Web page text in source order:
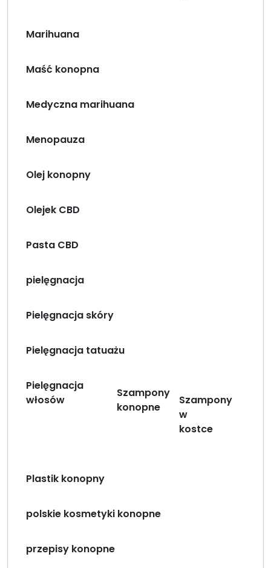
Marihuana
Maść konopna
Medyczna marihuana
Menopauza
Olej konopny
Olejek CBD
Pasta CBD
pielęgnacja
Pielęgnacja skóry
Pielęgnacja tatuażu
Pielęgnacja
włosów
Szampony
konopne
Szampony
w
kostce
Plastik konopny
polskie kosmetyki konopne
przepisy konopne